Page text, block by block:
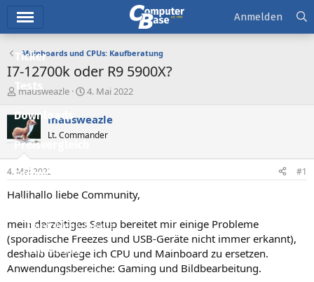
Ticker
Downloads
Preisvergleich
Forum
Aktuelles
Empfohlene Inhalte
Neue Beiträge
Neueste Aktivitäten
Anmelden
Mainboards und CPUs: Kaufberatung
I7-12700k oder R9 5900X?
E
s
t
e
l
e
r
mausweazle
E
s
e
t
a
4. Mai 2022
mausweazle
Lt. Commander
4. Mai 2022 #1
Hallihallo liebe Community,
mein derzeitiges Setup bereitet mir einige Probleme
(sporadische Freezes und USB-Geräte nicht immer erkannt),
deshalb überlege ich CPU und Mainboard zu ersetzen.
Anwendungsbereiche: Gaming und Bildbearbeitung.